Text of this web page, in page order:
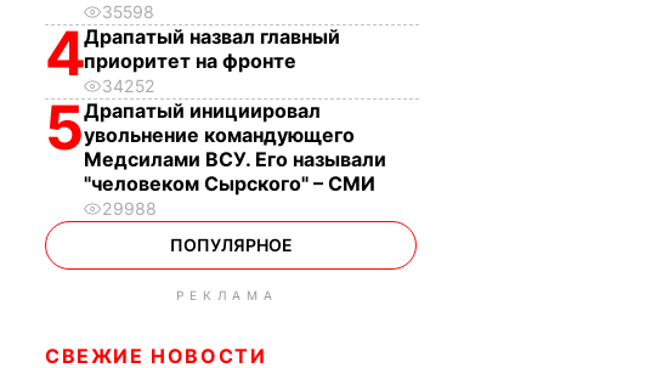
35598
4Драпатый назвал главный
приоритет на фронте
34252
5Драпатый инициировал
увольнение командующего
Медсилами ВСУ. Его называли
"человеком Сырского" – СМИ
29988
ПОПУЛЯРНОЕ
РЕКЛАМА
СВЕЖИЕ НОВОСТИ